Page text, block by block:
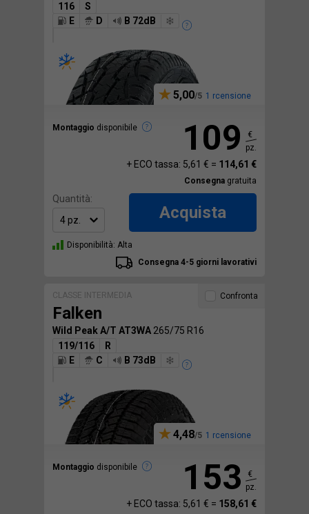
116
S
E
D B 72dB
5,00 1 rcensione
Montaggio disponibile 109
€
pz.
+ ECO tassa: 5,61 € = 114,61 €
Consegna gratuita
Quantità:
Acquista
Disponibilità: Alta
Consegna 4-5 giorni lavorativi
CLASSE INTERMEDIA
Falken
Wild Peak A/T AT3WA 265/75 R16
119/116
R
E
C B 73dB
4,48 1 rcensione
Montaggio disponibile
Confronta
153
€
pz.
+ ECO tassa: 5,61 € = 158,61 €